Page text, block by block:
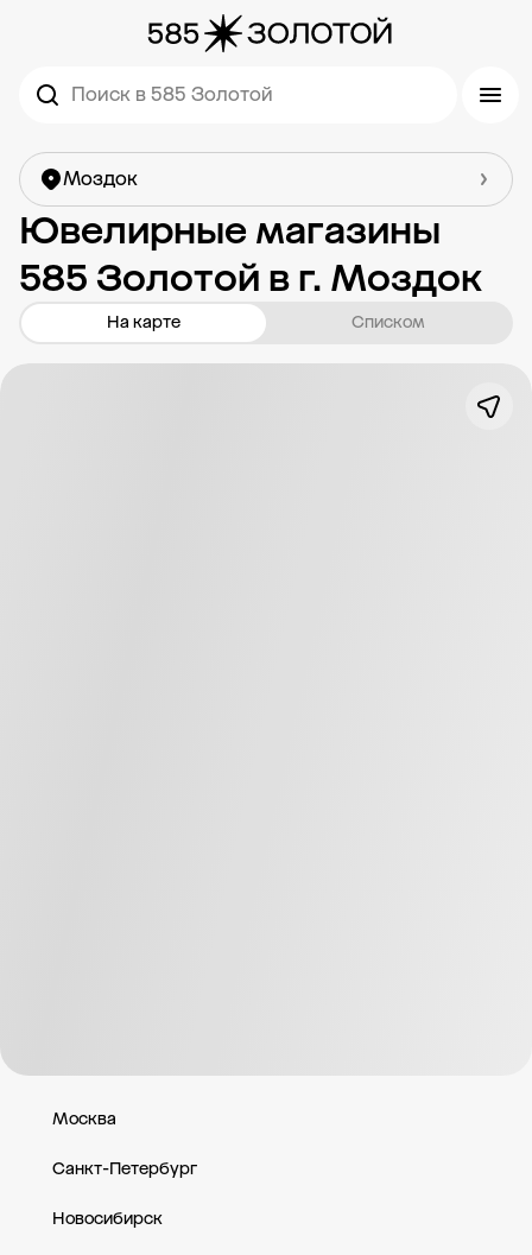
Поиск в 585 Золотой
Моздок
Ювелирные магазины
585 Золотой в г. Моздок
На карте Списком
ул. Кирова, зд. 59 — Респ Северная Осетия - Алания, г
Москва
Санкт-Петербург
Новосибирск